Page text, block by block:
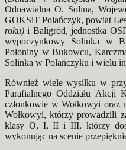
Odnawialna O. Solina,
GOKSiT Polańczyk, powiat
roku)i Baligród, jednostka
wypoczynkowy Solinka w
Połoniny w Bukowcu,
Solinka w Polańczyku i wielu
Również wiele wysiłku w
Parafialnego Oddziału Akcji
członkowie w Wołkowyi oraz
Wołkowyi, którzy prowadzili
klasy O, I, II i III, którzy
wykonując na scenie